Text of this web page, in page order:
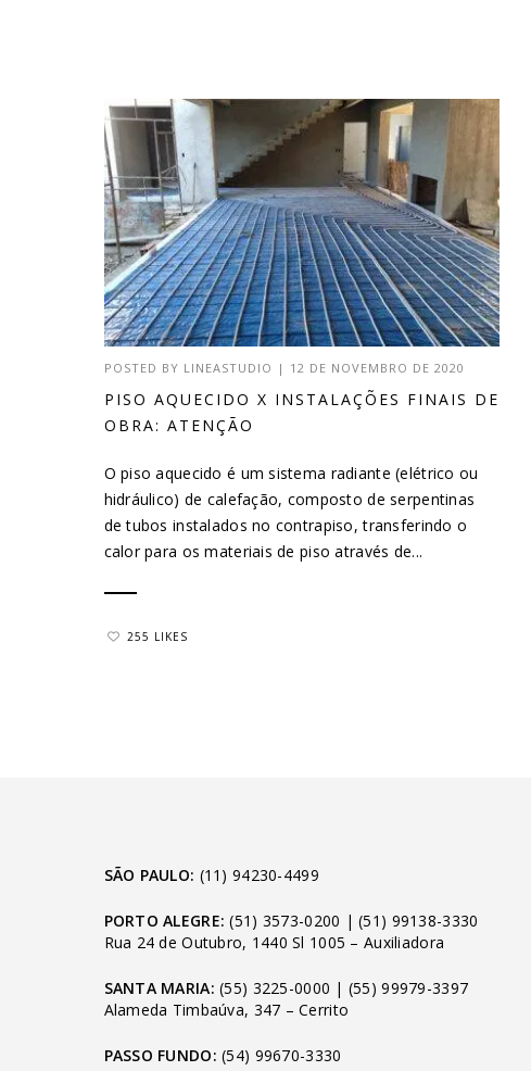
POSTED BY LINEASTUDIO | 12 DE NOVEMBRO DE 2020
PISO AQUECIDO X INSTALAÇÕES FINAIS DE
OBRA: ATENÇÃO
O piso aquecido é um sistema radiante (elétrico ou
hidráulico) de calefação, composto de serpentinas
de tubos instalados no contrapiso, transferindo o
calor para os materiais de piso através de...
255 LIKES
SÃO PAULO: (11) 94230-4499
PORTO ALEGRE: (51) 3573-0200 |(51) 99138-3330
Rua 24 de Outubro, 1440 Sl 1005 – Auxiliadora
SANTA MARIA: (55) 3225-0000 | (55) 99979-3397
Alameda Timbaúva, 347 – Cerrito
PASSO FUNDO: (54) 99670-3330